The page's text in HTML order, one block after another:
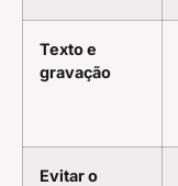
Texto e
gravação
Evitar o